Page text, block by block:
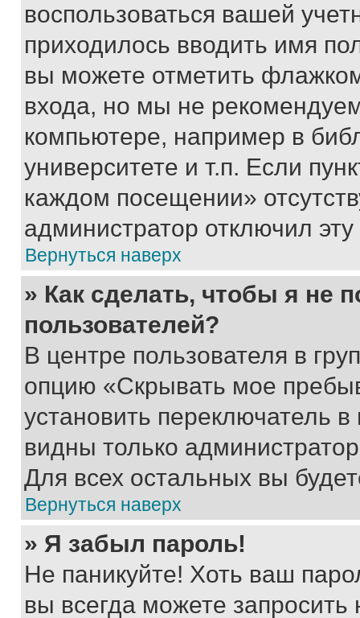
воспользоваться вашей
приходилось вводить имя
вы можете отметить
входа, но мы не
компьютере, например в
университете и т.п. Если
каждом посещении»
администратор отключил
Вернуться наверх
» Как сделать, чтобы я не
пользователей?
В центре пользователя в
опцию «Скрывать мое
установить переключатель
видны только
Для всех остальных вы
Вернуться наверх
» Я забыл пароль!
Не паникуйте! Хоть ваш
вы всегда можете